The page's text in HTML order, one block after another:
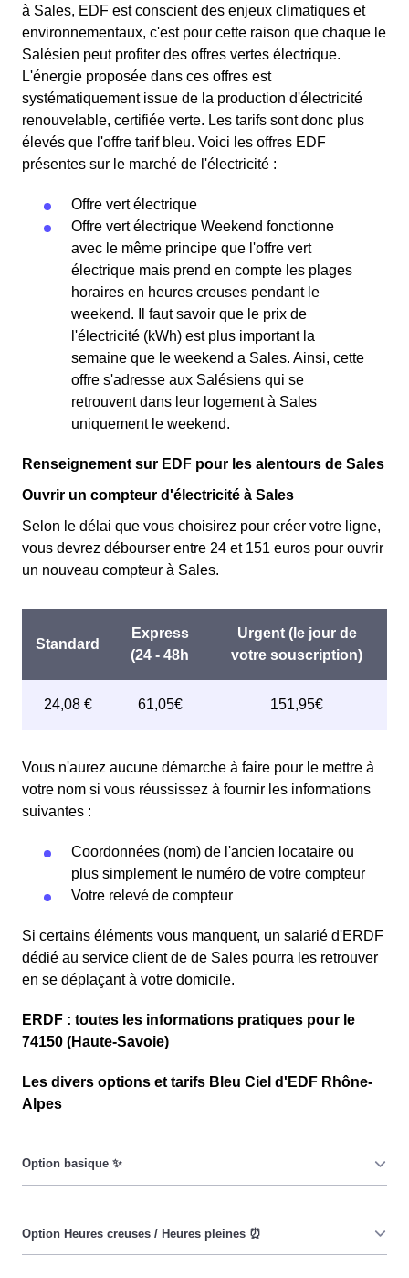
à Sales, EDF est conscient des enjeux climatiques et
environnementaux, c'est pour cette raison que chaque le
Salésien peut profiter des offres vertes électrique.
L'énergie proposée dans ces offres est
systématiquement issue de la production d'électricité
renouvelable, certifiée verte. Les tarifs sont donc plus
élevés que l'offre tarif bleu. Voici les offres EDF
présentes sur le marché de l'électricité :
Offre vert électrique
Offre vert électrique Weekend fonctionne
avec le même principe que l'offre vert
électrique mais prend en compte les plages
horaires en heures creuses pendant le
weekend. Il faut savoir que le prix de
l'électricité (kWh) est plus important la
semaine que le weekend a Sales. Ainsi, cette
offre s'adresse aux Salésiens qui se
retrouvent dans leur logement à Sales
uniquement le weekend.
Renseignement sur EDF pour les alentours de Sales
Ouvrir un compteur d'électricité à Sales
Selon le délai que vous choisirez pour créer votre ligne,
vous devrez débourser entre 24 et 151 euros pour ouvrir
un nouveau compteur à Sales.
Vous n'aurez aucune démarche à faire pour le mettre à
votre nom si vous réussissez à fournir les informations
suivantes :
Coordonnées (nom) de l'ancien locataire ou
plus simplement le numéro de votre compteur
Votre relevé de compteur
Si certains éléments vous manquent, un salarié d'ERDF
dédié au service client de de Sales pourra les retrouver
en se déplaçant à votre domicile.
ERDF : toutes les informations pratiques pour le
74150 (Haute-Savoie)
Les divers options et tarifs Bleu Ciel d'EDF Rhône-
Alpes
date, ni de l'heure, que ce soit en à Sales ou ailleurs. 💡